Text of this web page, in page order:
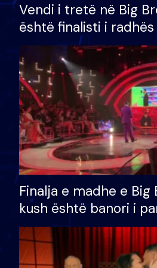
Vendi i tretë në Big
është finalisti i
Finalja e madhe e Big
kush është banori i
shtëpinë dhe humb
të fituar çmimin e